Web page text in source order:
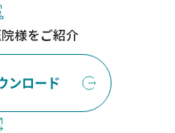
様をご紹介
ンロード